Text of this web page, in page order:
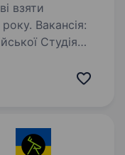
взяти
Студія